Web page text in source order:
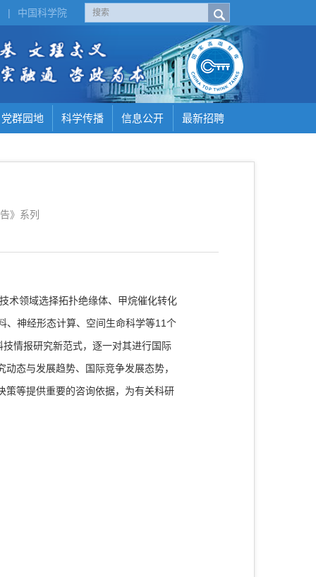
中国科学院
|
党群园地 科学传播 信息公开 最新招聘
》系列
术领域选择拓扑绝缘体、甲烷催化转化
、神经形态计算、空间生命科学等11个
情报研究新范式，逐一对其进行国际
态与发展趋势、国际竞争发展态势，
策等提供重要的咨询依据，为有关科研